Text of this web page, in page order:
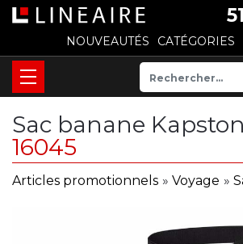
NOUVEAUTÉS CATÉGORIES
Sac banane
16045
Articles promotionnels » Voyage »